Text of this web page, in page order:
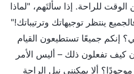
للراحة. إذا سألتَهم، "لماذا
ينتظر توجيهاتك وترتيباتك!"
إنكم جميعًا تستطيعون القيام
كيف تفعلون ذلك – أليس الأمر
ألا يمكنني نيل الراحة